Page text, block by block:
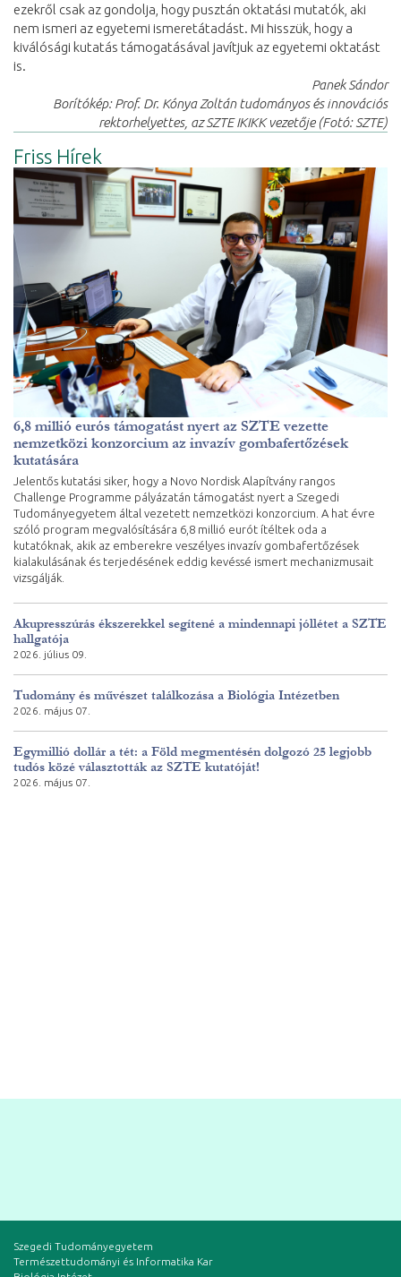
ezekről csak az gondolja, hogy pusztán oktatási mutatók, aki
nem ismeri az egyetemi ismeretátadást. Mi hisszük, hogy a
kiválósági kutatás támogatásával javítjuk az egyetemi oktatást
is.
Panek Sándor
Borítókép: Prof. Dr. Kónya Zoltán tudományos és innovációs
rektorhelyettes, az SZTE IKIKK vezetője (Fotó: SZTE)
Friss Hírek
6,8 millió eurós támogatást nyert az SZTE vezette
nemzetközi konzorcium az invazív gombafertőzések
kutatására
Jelentős kutatási siker, hogy a Novo Nordisk Alapítvány rangos
Challenge Programme pályázatán támogatást nyert a Szegedi
Tudományegyetem által vezetett nemzetközi konzorcium. A hat évre
szóló program megvalósítására 6,8 millió eurót ítéltek oda a
kutatóknak, akik az emberekre veszélyes invazív gombafertőzések
kialakulásának és terjedésének eddig kevéssé ismert mechanizmusait
vizsgálják.
Akupresszúrás ékszerekkel segítené a mindennapi jóllétet a SZTE
hallgatója
2026. július 09.
Tudomány és művészet találkozása a Biológia Intézetben
2026. május 07.
Egymillió dollár a tét: a Föld megmentésén dolgozó 25 legjobb
tudós közé választották az SZTE kutatóját!
2026. május 07.
Szegedi Tudományegyetem
Természettudományi és Informatika Kar